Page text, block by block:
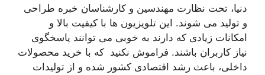
دنیا، تحت نظارت مهندسین و کارشناسان خبره طراحی
و تولید می شوند. این تلویزیون ها با کیفیت بالا و
امکانات زیادی که دارند به خوبی می توانند پاسخگوی
نیاز کاربران باشند. فراموش نکنید که با خرید محصولات
داخلی، باعث رشد اقتصادی کشور شده و از تولیدات